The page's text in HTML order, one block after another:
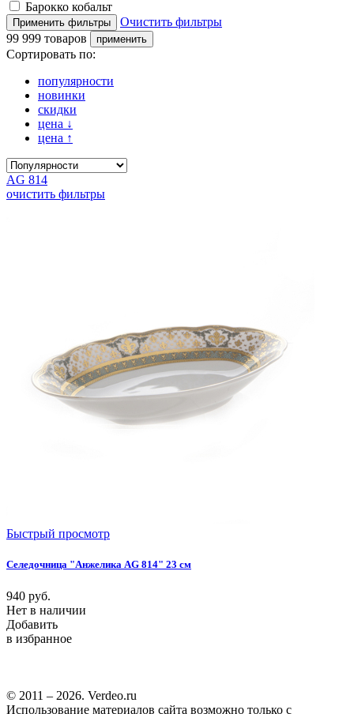
Барокко кобальт
Очистить фильтры
99 999 товаров
Сортировать по:
популярности
новинки
скидки
цена ↓
цена ↑
AG 814
очистить фильтры
Быстрый просмотр
Селедочница "Анжелика AG 814" 23 см
940 руб.
Нет в наличии
Добавить
в избранное
© 2011 – 2026. Verdeo.ru
Использование материалов сайта возможно только с